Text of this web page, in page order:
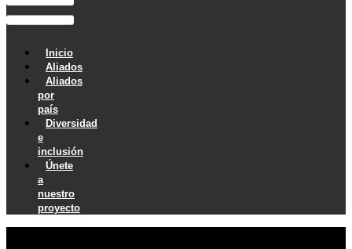
Inicio
Aliados
Aliados
por
país
Diversidad
e
inclusión
Únete
a
nuestro
proyecto